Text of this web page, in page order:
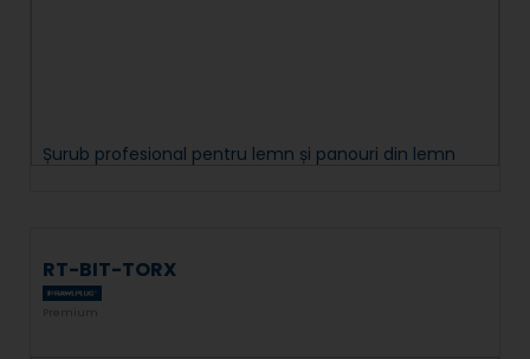
Șurub profesional pentru lemn și panouri din lemn
RT-BIT-TORX
Premium